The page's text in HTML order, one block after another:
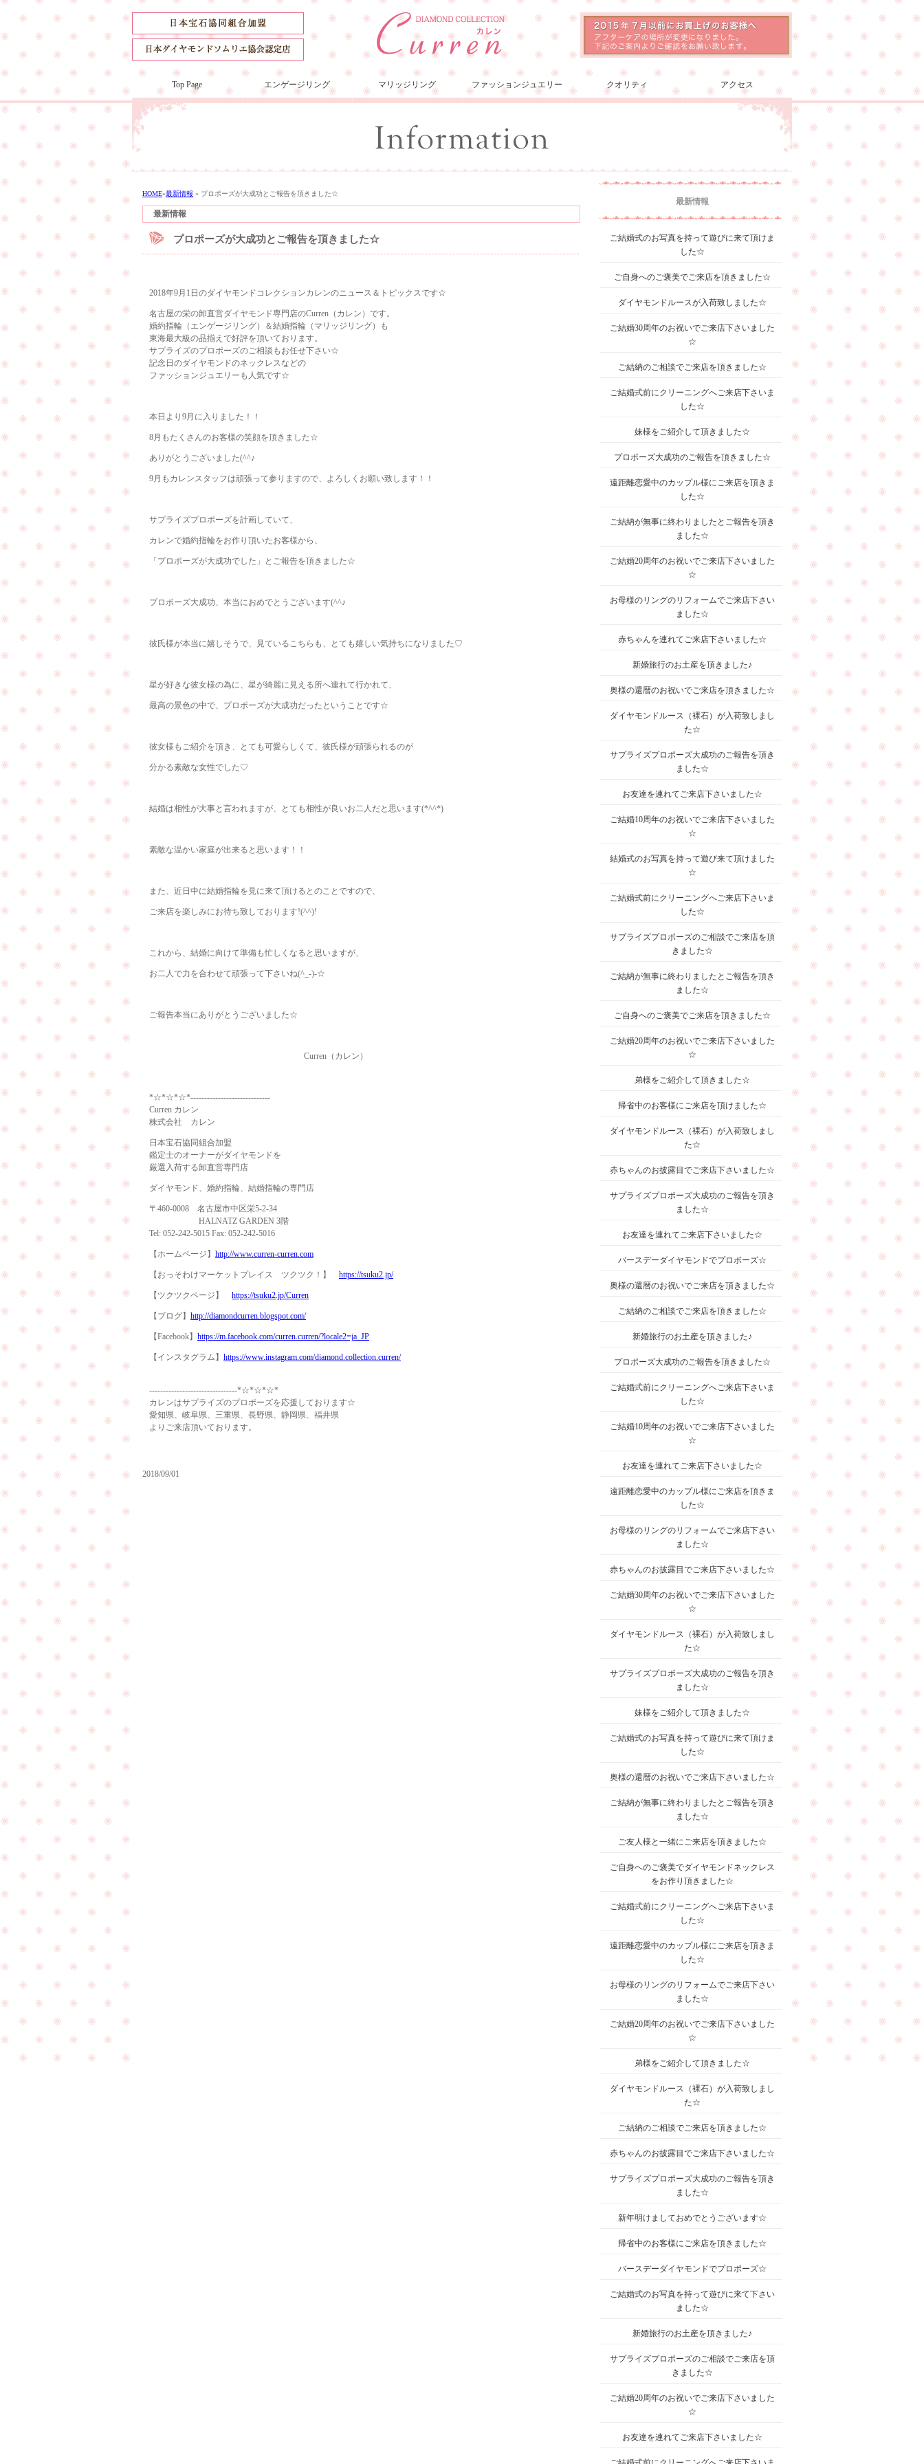
Top Page エンゲージリング マリッジリング ファッションジュエリー クオリティ アクセス
HOME»最新情報 » プロポーズが大成功とご報告を頂きました☆
最新情報
プロポーズが大成功とご報告を頂きました☆
2018年9月1日のダイヤモンドコレクションカレンのニュース＆トピックスです☆
名古屋の栄の卸直営ダイヤモンド専門店のCurren（カレン）です。
婚約指輪（エンゲージリング）＆結婚指輪（マリッジリング）も
東海最大級の品揃えで好評を頂いております。
サプライズのプロポーズのご相談もお任せ下さい☆
記念日のダイヤモンドのネックレスなどの
ファッションジュエリーも人気です☆
本日より9月に入りました！！
8月もたくさんのお客様の笑顔を頂きました☆
ありがとうございました(^^♪
9月もカレンスタッフは頑張って参りますので、よろしくお願い致します！！
サプライズプロポーズを計画していて、
カレンで婚約指輪をお作り頂いたお客様から、
「プロポーズが大成功でした」とご報告を頂きました☆
プロポーズ大成功、本当におめでとうございます(^^♪
彼氏様が本当に嬉しそうで、見ているこちらも、とても嬉しい気持ちになりました♡
星が好きな彼女様の為に、星が綺麗に見える所へ連れて行かれて、
最高の景色の中で、プロポーズが大成功だったということです☆
彼女様もご紹介を頂き、とても可愛らしくて、彼氏様が頑張られるのが
分かる素敵な女性でした♡
結婚は相性が大事と言われますが、とても相性が良いお二人だと思います(*^^*)
素敵な温かい家庭が出来ると思います！！
また、近日中に結婚指輪を見に来て頂けるとのことですので、
ご来店を楽しみにお待ち致しております!(^^)!
これから、結婚に向けて準備も忙しくなると思いますが、
お二人で力を合わせて頑張って下さいね(^_-)-☆
ご報告本当にありがとうございました☆
Curren（カレン）
*☆*☆*☆*-----------------------------
Curren カレン
株式会社 カレン
日本宝石協同組合加盟
鑑定士のオーナーがダイヤモンドを
厳選入荷する卸直営専門店
ダイヤモンド、婚約指輪、結婚指輪の専門店
〒460-0008 名古屋市中区栄5-2-34
HALNATZ GARDEN 3階
Tel: 052-242-5015 Fax: 052-242-5016
【ホームページ】 http://www.curren-curren.com
【おっそわけマーケットプレイス ツクツク！】 https://tsuku2.jp/
【ツクツクページ】 https://tsuku2.jp/Curren
【ブログ】 http://diamondcurren.blogspot.com/
【Facebook】 https://m.facebook.com/curren.curren/?locale2=ja_JP
【インスタグラム】 https://www.instagram.com/diamond.collection.curren/
--------------------------------*☆*☆*☆*
カレンはサプライズのプロポーズを応援しております☆
愛知県、岐阜県、三重県、長野県、静岡県、福井県
よりご来店頂いております。
2018/09/01
最新情報
ご結婚式のお写真を持って遊びに来て頂けま
した☆
ご自身へのご褒美でご来店を頂きました☆
ダイヤモンドルースが入荷致しました☆
ご結婚30周年のお祝いでご来店下さいました
☆
ご結納のご相談でご来店を頂きました☆
ご結婚式前にクリーニングへご来店下さいま
した☆
妹様をご紹介して頂きました☆
プロポーズ大成功のご報告を頂きました☆
遠距離恋愛中のカップル様にご来店を頂きま
した☆
ご結納が無事に終わりましたとご報告を頂き
ました☆
ご結婚20周年のお祝いでご来店下さいました
☆
お母様のリングのリフォームでご来店下さい
ました☆
赤ちゃんを連れてご来店下さいました☆
新婚旅行のお土産を頂きました♪
奥様の還暦のお祝いでご来店を頂きました☆
ダイヤモンドルース（裸石）が入荷致しまし
た☆
サプライズプロポーズ大成功のご報告を頂き
ました☆
お友達を連れてご来店下さいました☆
ご結婚10周年のお祝いでご来店下さいました
☆
結婚式のお写真を持って遊び来て頂けました
☆
ご結婚式前にクリーニングへご来店下さいま
した☆
サプライズプロポーズのご相談でご来店を頂
きました☆
ご結納が無事に終わりましたとご報告を頂き
ました☆
ご自身へのご褒美でご来店を頂きました☆
ご結婚20周年のお祝いでご来店下さいました
☆
弟様をご紹介して頂きました☆
帰省中のお客様にご来店を頂けました☆
ダイヤモンドルース（裸石）が入荷致しまし
た☆
赤ちゃんのお披露目でご来店下さいました☆
サプライズプロポーズ大成功のご報告を頂き
ました☆
お友達を連れてご来店下さいました☆
バースデーダイヤモンドでプロポーズ☆
奥様の還暦のお祝いでご来店を頂きました☆
ご結納のご相談でご来店を頂きました☆
新婚旅行のお土産を頂きました♪
プロポーズ大成功のご報告を頂きました☆
ご結婚式前にクリーニングへご来店下さいま
した☆
ご結婚10周年のお祝いでご来店下さいました
☆
お友達を連れてご来店下さいました☆
遠距離恋愛中のカップル様にご来店を頂きま
した☆
お母様のリングのリフォームでご来店下さい
ました☆
赤ちゃんのお披露目でご来店下さいました☆
ご結婚30周年のお祝いでご来店下さいました
☆
ダイヤモンドルース（裸石）が入荷致しまし
た☆
サプライズプロポーズ大成功のご報告を頂き
ました☆
妹様をご紹介して頂きました☆
ご結婚式のお写真を持って遊びに来て頂けま
した☆
奥様の還暦のお祝いでご来店下さいました☆
ご結納が無事に終わりましたとご報告を頂き
ました☆
ご友人様と一緒にご来店を頂きました☆
ご自身へのご褒美でダイヤモンドネックレス
をお作り頂きました☆
ご結婚式前にクリーニングへご来店下さいま
した☆
遠距離恋愛中のカップル様にご来店を頂きま
した☆
お母様のリングのリフォームでご来店下さい
ました☆
ご結婚20周年のお祝いでご来店下さいました
☆
弟様をご紹介して頂きました☆
ダイヤモンドルース（裸石）が入荷致しまし
た☆
ご結納のご相談でご来店を頂きました☆
赤ちゃんのお披露目でご来店下さいました☆
サプライズプロポーズ大成功のご報告を頂き
ました☆
新年明けましておめでとうございます☆
帰省中のお客様にご来店を頂きました☆
バースデーダイヤモンドでプロポーズ☆
ご結婚式のお写真を持って遊びに来て下さい
ました☆
新婚旅行のお土産を頂きました♪
サプライズプロポーズのご相談でご来店を頂
きました☆
ご結婚20周年のお祝いでご来店下さいました
☆
お友達を連れてご来店下さいました☆